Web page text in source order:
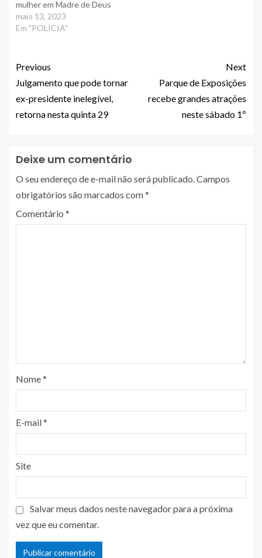
mulher em Madre de Deus
maio 13, 2023
Em "POLÍCIA"
Previous
Julgamento que pode tornar
ex-presidente inelegível,
retorna nesta quinta 29
Next
Parque de Exposições
recebe grandes atrações
neste sábado 1º
Deixe um comentário
O seu endereço de e-mail não será publicado.Campos
obrigatórios são marcados com*
Comentário *
Nome*
E-mail*
Site
Salvar meus dados neste navegador para a próxima
vez que eu comentar.